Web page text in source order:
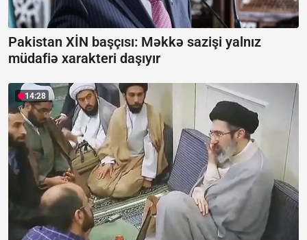
Pakistan XİN başçısı: Məkkə sazişi yalnız
müdafiə xarakteri daşıyır
14:28